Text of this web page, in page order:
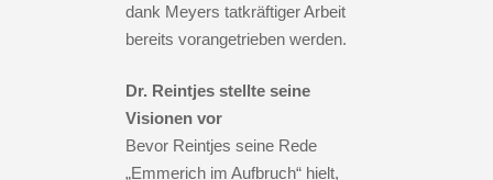
dank Meyers tatkräftiger Arbeit
bereits vorangetrieben werden.
Dr. Reintjes stellte seine
Visionen vor
Bevor Reintjes seine Rede
„Emmerich im Aufbruch“ hielt,